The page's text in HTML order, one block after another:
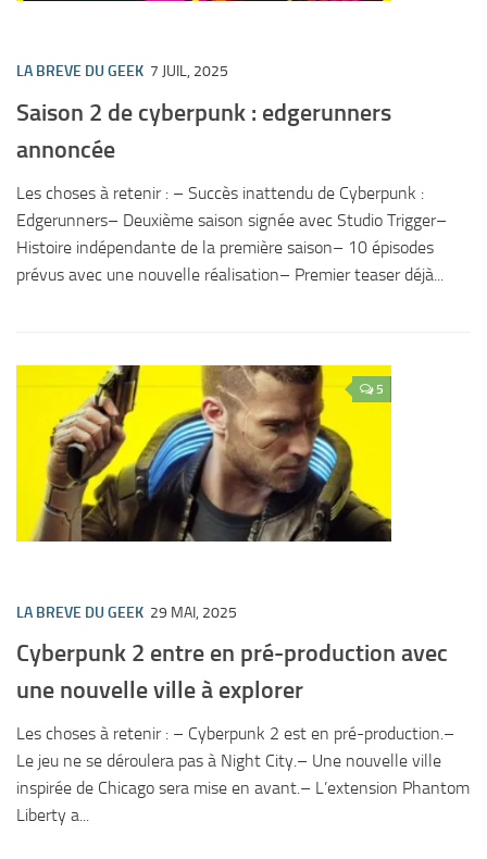
LA BREVE DU GEEK 7 JUIL, 2025
Saison 2 de cyberpunk : edgerunners
annoncée
Les choses à retenir : – Succès inattendu de Cyberpunk :
Edgerunners– Deuxième saison signée avec Studio Trigger–
Histoire indépendante de la première saison– 10 épisodes
prévus avec une nouvelle réalisation– Premier teaser déjà...
5
LA BREVE DU GEEK 29 MAI, 2025
Cyberpunk 2 entre en pré-production avec
une nouvelle ville à explorer
Les choses à retenir : – Cyberpunk 2 est en pré-production.–
Le jeu ne se déroulera pas à Night City.– Une nouvelle ville
inspirée de Chicago sera mise en avant.– L’extension Phantom
Liberty a...